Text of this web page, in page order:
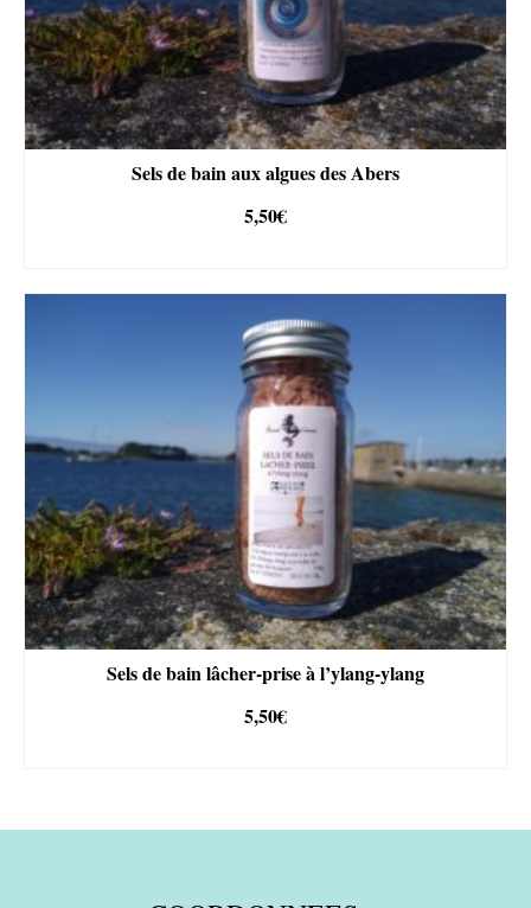
Sels de bain aux algues des Abers
5,50€
Sels de bain lâcher-prise à l’ylang-ylang
5,50€